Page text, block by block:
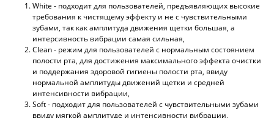
White - подходит для пользователей, предъявляющих высокие
требования к чистящему эффекту и не с чувствительными
зубами, так как амплитуда движения щетки большая, а
интерсивность вибрации самая сильная,
Clean - режим для пользователей с нормальным состоянием
полости рта, для достижения максимального эффекта очистки
и поддержания здоровой гигиены полости рта, ввиду
нормальной амплитуды движений щетки и средней
интенсивности вибрации,
Soft - подходит для пользователей с чувствительными зубами
ввиду мягкой амплитуде и интенсивности вибрации,